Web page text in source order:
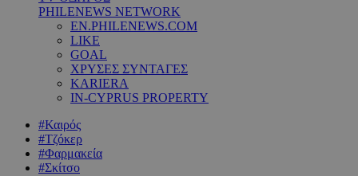
PHILENEWS NETWORK
EN.PHILENEWS.COM
LIKE
GOAL
ΧΡΥΣΕΣ ΣΥΝΤΑΓΕΣ
KARIERA
IN-CYPRUS PROPERTY
#Καιρός
#Τζόκερ
#Φαρμακεία
#Σκίτσο